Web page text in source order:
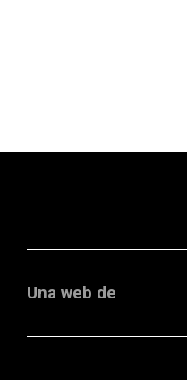
Una web de